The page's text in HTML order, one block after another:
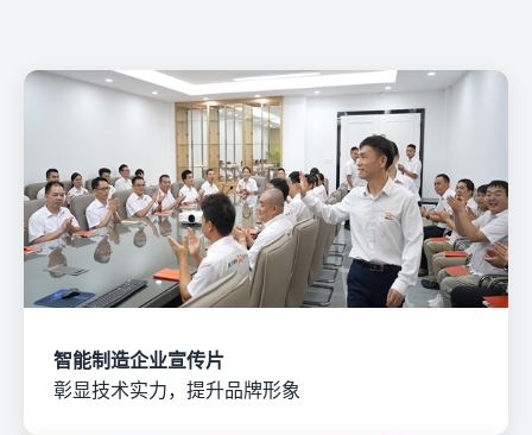
智能制造企业宣传片
彰显技术实力，提升品牌形象